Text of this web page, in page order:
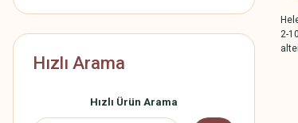
Hızlı Arama
Hızlı Ürün Arama
2-